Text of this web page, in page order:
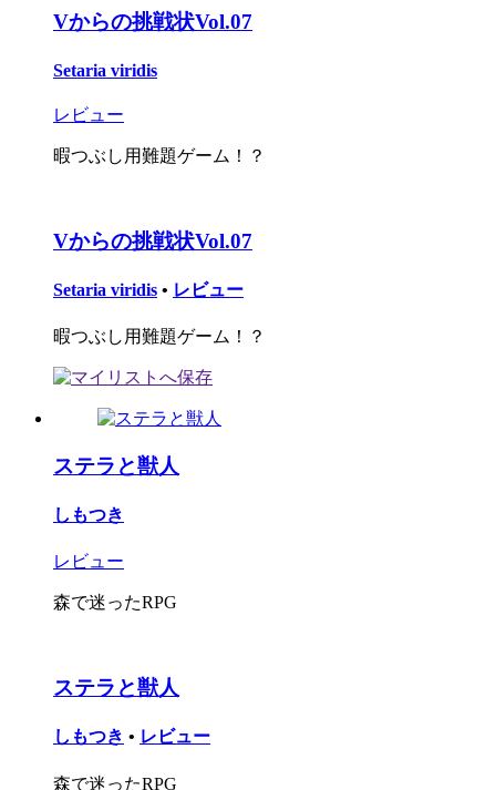
Vからの挑戦状Vol.07
Setaria viridis
レビュー
暇つぶし用難題ゲーム！？
Vからの挑戦状Vol.07
Setaria viridis • レビュー
暇つぶし用難題ゲーム！？
ステラと獣人
しもつき
レビュー
森で迷ったRPG
ステラと獣人
しもつき • レビュー
森で迷ったRPG